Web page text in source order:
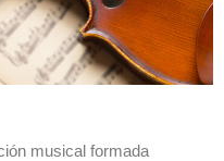
musical formada